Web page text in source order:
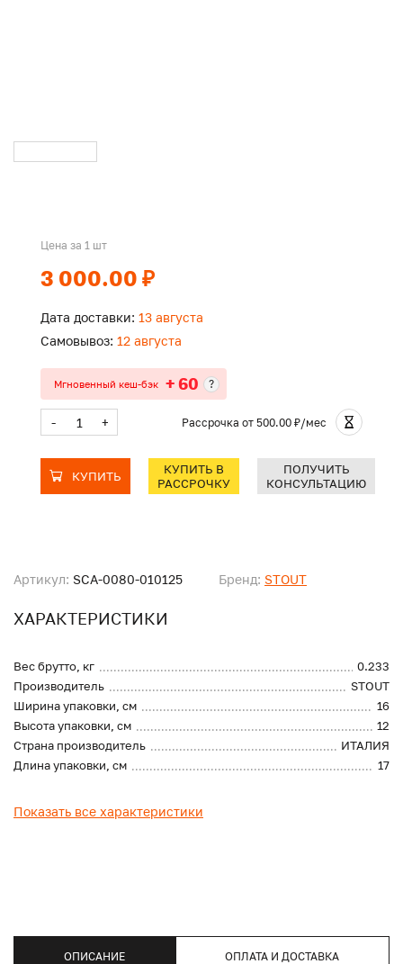
Артикул: SCA-0080-010125 Бренд: STOUT
ХАРАКТЕРИСТИКИ
Вес брутто, кг
0.233
Производитель
STOUT
Ширина упаковки, см
16
Высота упаковки, см
12
Страна производитель
ИТАЛИЯ
Длина упаковки, см
17
Показать все характеристики
Цена за 1 шт
3 000.00 ₽
Дата доставки: 13 августа
Самовывоз: 12 августа
Мгновенный кеш-бэк + 60 ?
- + Рассрочка от 500.00 ₽/мес
КУПИТЬ
КУПИТЬ В
РАССРОЧКУ
ПОЛУЧИТЬ
КОНСУЛЬТАЦИЮ
ОПИСАНИЕ ОПЛАТА И ДОСТАВКА